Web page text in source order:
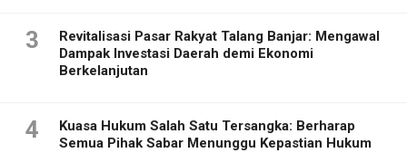
3
Revitalisasi Pasar Rakyat Talang Banjar: Mengawal
Dampak Investasi Daerah demi Ekonomi
Berkelanjutan
4
Kuasa Hukum Salah Satu Tersangka: Berharap
Semua Pihak Sabar Menunggu Kepastian Hukum